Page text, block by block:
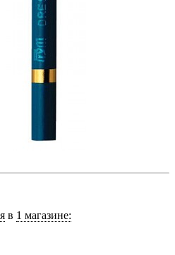
в 1 магазине: